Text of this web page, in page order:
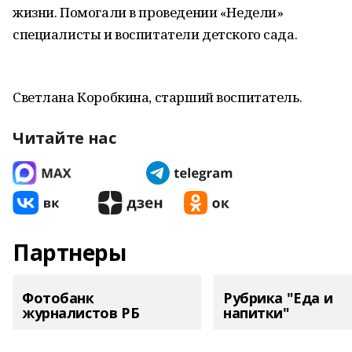
жизни. Помогали в проведении «Недели»
специалисты и воспитатели детского сада.
Светлана Коробкина, старший воспитатель.
Читайте нас
Партнеры
Фотобанк
журналистов РБ
Рубрика "Еда и
напитки"